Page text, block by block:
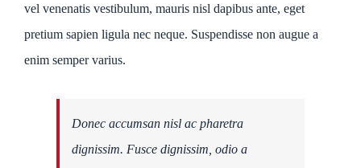
vel venenatis vestibulum, mauris nisl dapibus ante, eget
pretium sapien ligula nec neque. Suspendisse non augue a
enim semper varius.
Donec accumsan nisl ac pharetra
dignissim. Fusce dignissim, odio a